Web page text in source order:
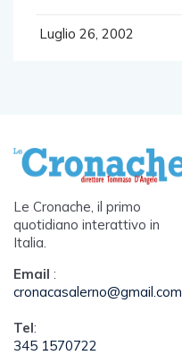
Luglio 26, 2002
Le Cronache, il primo
quotidiano interattivo in
Italia.
Email :
cronacasalerno@gmail.com
Tel:
345 1570722